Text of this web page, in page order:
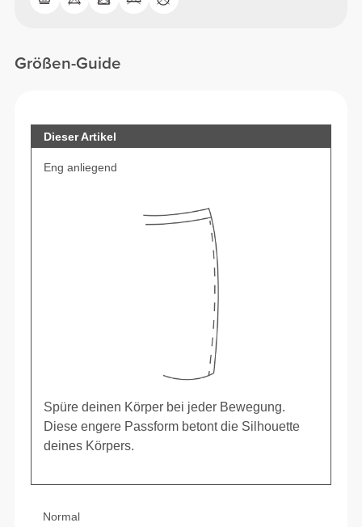
Größen-Guide
Dieser Artikel
Eng anliegend
Spüre deinen Körper bei jeder Bewegung.
Diese engere Passform betont die Silhouette
deines Körpers.
Normal